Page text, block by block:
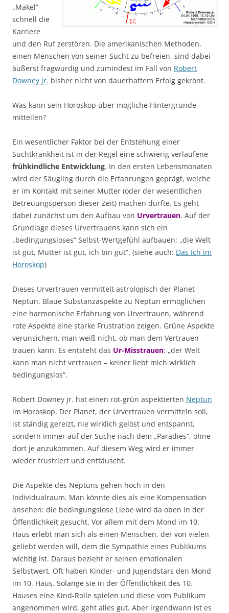
„Makel“
schnell die
Karriere
und den Ruf zerstören. Die amerikanischen Methoden,
einen Menschen von seiner Sucht zu befreien, sind dabei
äußerst fragwürdig und zumindest im Fall von Robert
Downey jr. bisher nicht von dauerhaftem Erfolg gekrönt.
Was kann sein Horoskop über mögliche Hintergründe
mitteilen?
Ein wesentlicher Faktor bei der Entstehung einer
Suchtkrankheit ist in der Regel eine schwierig verlaufene
frühkindliche Entwicklung. In den ersten Lebensmonaten
wird der Säugling durch die Erfahrungen geprägt, welche
er im Kontakt mit seiner Mutter (oder der wesentlichen
Betreuungsperson dieser Zeit) machen durfte. Es geht
dabei zunächst um den Aufbau von Urvertrauen. Auf der
Grundlage dieses Urvertrauens kann sich ein
„bedingungsloses“ Selbst-Wertgefühl aufbauen: „die Welt
ist gut, Mutter ist gut, ich bin gut“. (siehe auch: Das Ich im
Horoskop)
Dieses Urvertrauen vermittelt astrologisch der Planet
Neptun. Blaue Substanzaspekte zu Neptun ermöglichen
eine harmonische Erfahrung von Urvertrauen, während
rote Aspekte eine starke Frustration zeigen. Grüne Aspekte
verunsichern, man weiß nicht, ob man dem Vertrauen
trauen kann. Es entsteht das Ur-Misstrauen: „der Welt
kann man nicht vertrauen – keiner liebt mich wirklich
bedingungslos“.
Robert Downey jr. hat einen rot-grün aspektierten Neptun
im Horoskop. Der Planet, der Urvertrauen vermitteln soll,
ist ständig gereizt, nie wirklich gelöst und entspannt,
sondern immer auf der Suche nach dem „Paradies“, ohne
dort je anzukommen. Auf diesem Weg wird er immer
wieder frustriert und enttäuscht.
Die Aspekte des Neptuns gehen hoch in den
Individualraum. Man könnte dies als eine Kompensation
ansehen: die bedingungslose Liebe wird da oben in der
Öffentlichkeit gesucht. Vor allem mit dem Mond im 10.
Haus erlebt man sich als einen Menschen, der von vielen
geliebt werden will, dem die Sympathie eines Publikums
wichtig ist. Daraus bezieht er seinen emotionalen
Selbstwert. Oft haben Kinder- und Jugendstars den Mond
im 10. Haus. Solange sie in der Öffentlichkeit des 10.
Hauses eine Kind-Rolle spielen und diese vom Publikum
angenommen wird, geht alles gut. Aber irgendwann ist es